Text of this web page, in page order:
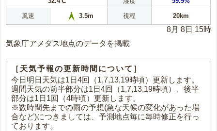
風速 3.5m 視程 20km
8月 8日 15時
気象庁アメダス地点のデータを掲載
［天気予報の更新時間について］
今日明日天気は1日4回（1,7,13,19時頃）更新します。
週間天気の前半部分は1日4回（1,7,13,19時頃）、後半
部分は1日1回（4時頃）更新します。
※数時間先までの雨の予想(急な天候の変化があった場
合など)につきましては、予測地点毎に毎時修正を行っ
ております。